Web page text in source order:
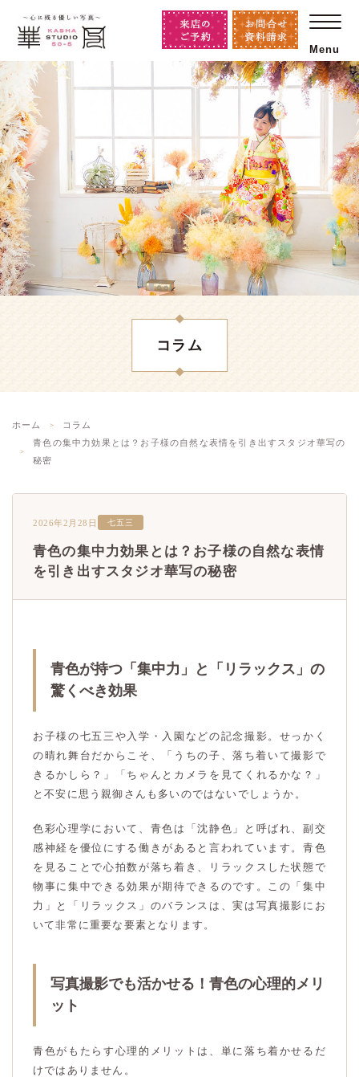
Menu
コラム
ホーム
コラム
青色の集中力効果とは？お子様の自然な表情を引き出すスタジオ華写の
秘密
2026年2月28日 七五三
青色の集中力効果とは？お子様の自然な表情
を引き出すスタジオ華写の秘密
青色が持つ「集中力」と「リラックス」の
驚くべき効果
お子様の七五三や入学・入園などの記念撮影。せっかく
の晴れ舞台だからこそ、「うちの子、落ち着いて撮影で
きるかしら？」「ちゃんとカメラを見てくれるかな？」
と不安に思う親御さんも多いのではないでしょうか。
色彩心理学において、青色は「沈静色」と呼ばれ、副交
感神経を優位にする働きがあると言われています。青色
を見ることで心拍数が落ち着き、リラックスした状態で
物事に集中できる効果が期待できるのです。この「集中
力」と「リラックス」のバランスは、実は写真撮影にお
いて非常に重要な要素となります。
写真撮影でも活かせる！青色の心理的メリ
ット
青色がもたらす心理的メリットは、単に落ち着かせるだ
けではありません。